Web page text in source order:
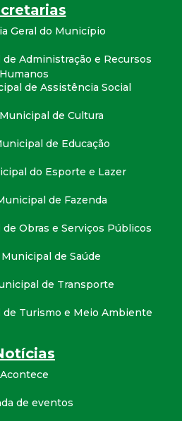
Geral do Município
Administração e Recursos
Humanos
de Assistência Social
de Cultura
de Educação
do Esporte e Lazer
de Fazenda
Obras e Serviços Públicos
de Saúde
de Transporte
Turismo e Meio Ambiente
Acontece
de eventos